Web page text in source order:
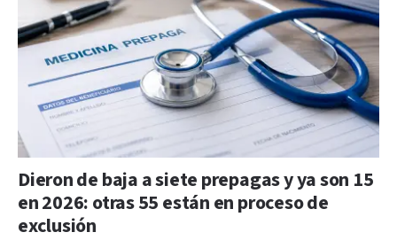
Dieron de baja a siete prepagas y ya son 15
en 2026: otras 55 están en proceso de
exclusión